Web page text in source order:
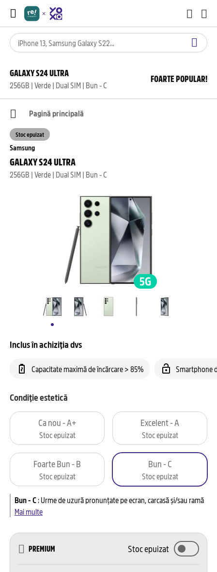
GALAXY S24 ULTRA
256GB | Verde | Dual SIM | Bun - C
FOARTE POPULAR!
Pagină principală
Samsung
GALAXY S24 ULTRA
256GB | Verde | Dual SIM | Bun - C
Stoc epuizat
Inclus în achiziția dvs
Capacitate maximă de încărcare > 85% Smartphone
Condiție estetică
Ca nou - A+
Stoc epuizat
Excelent - A
Stoc epuizat
Foarte Bun - B
Stoc epuizat
Bun - C
Stoc epuizat
Bun - C:Urme de uzură pronunțate pe ecran, carcasă și/sau ramă
Mai multe
PREMIUM Stoc epuizat